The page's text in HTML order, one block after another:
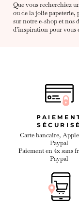
Que vous recherchiez
ou de la jolie papeterie,
sur notre e-shop et nos
d’inspiration pour vous
SÉCURISÉ
Carte bancaire,
Paypal
Paiement en 4x sans
Paypal